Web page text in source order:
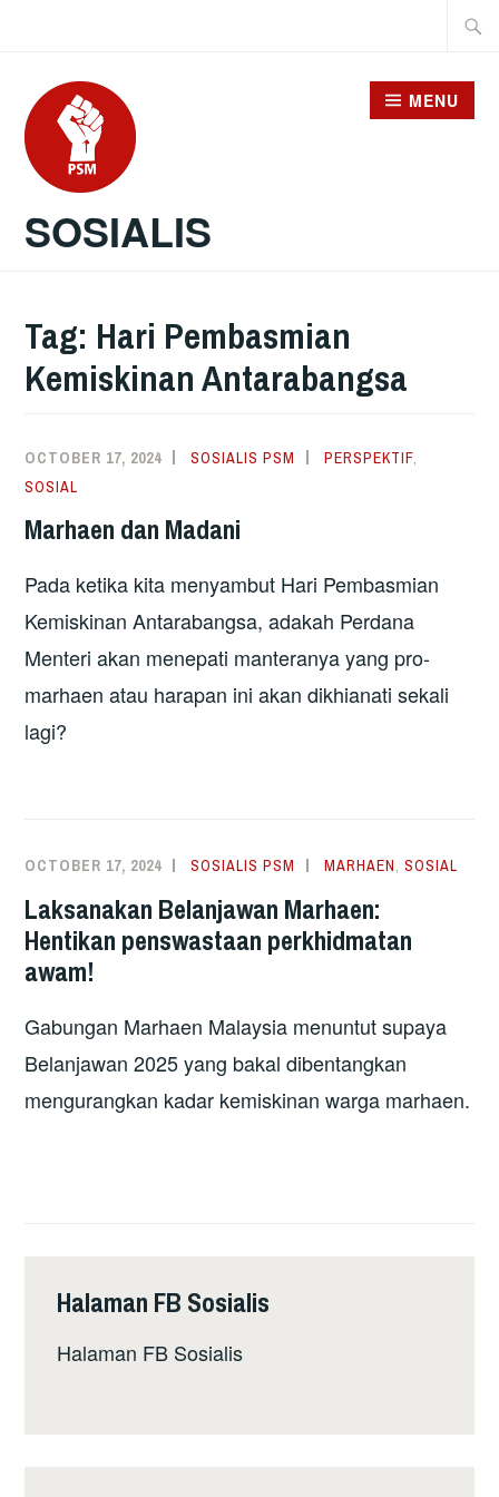
content
SOSIALIS
MENU
Tag: Hari Pembasmian
Kemiskinan Antarabangsa
OCTOBER 17, 2024 SOSIALIS PSM PERSPEKTIF,
SOSIAL
Marhaen dan Madani
Pada ketika kita menyambut Hari Pembasmian
Kemiskinan Antarabangsa, adakah Perdana
Menteri akan menepati manteranya yang pro-
marhaen atau harapan ini akan dikhianati sekali
lagi?
OCTOBER 17, 2024 SOSIALIS PSM MARHAEN,SOSIAL
Laksanakan Belanjawan Marhaen:
Hentikan penswastaan perkhidmatan
awam!
Gabungan Marhaen Malaysia menuntut supaya
Belanjawan 2025 yang bakal dibentangkan
mengurangkan kadar kemiskinan warga marhaen.
Halaman FB Sosialis
Halaman FB Sosialis